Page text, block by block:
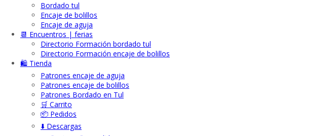
Bordado tul
Encaje de bolillos
Encaje de aguja
📆 Encuentros | ferias
Directorio Formación bordado tul
Directorio Formación encaje de bolillos
🛍️ Tienda
Patrones encaje de aguja
Patrones encaje de bolillos
Patrones Bordado en Tul
🛒 Carrito
📦 Pedidos
⬇️ Descargas